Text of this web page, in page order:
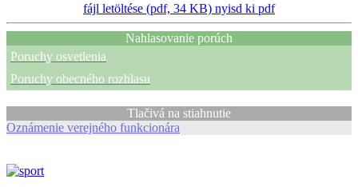
fájl letöltése (pdf, 34 KB) nyisd ki pdf
Nahlasovanie porúch
Poruchy osvetlenia
Poruchy obecného rozhlasu
Tlačivá na stiahnutie
Oznámenie verejného funkcionára